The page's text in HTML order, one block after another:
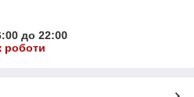
до 22:00
роботи